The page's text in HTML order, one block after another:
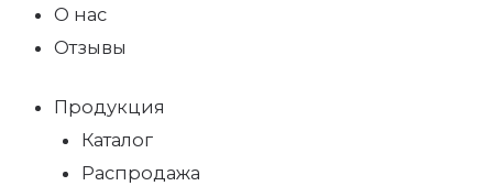
О нас
Отзывы
Продукция
Каталог
Распродажа